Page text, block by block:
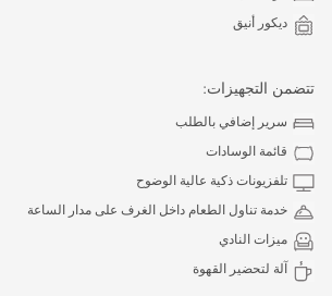
ديكور أنيق
تتضمن التجهيزات:
سرير إضافي بالطلب
قائمة الوسادات
تلفزيونات ذكية عالية الوضوح
خدمة تناول الطعام داخل الغرف على مدار الساعة
ميزات النادي
آلة لتحضير القهوة